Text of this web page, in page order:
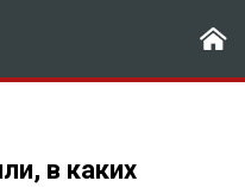
в каких